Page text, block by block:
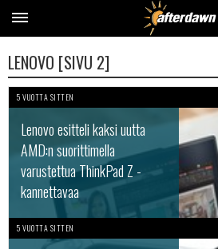
LENOVO [SIVU 2]
5 VUOTTA SITTEN
Lenovo esitteli kaksi uutta
AMD:n suorittimella
varustettua ThinkPad Z -
kannettavaa
5 VUOTTA SITTEN